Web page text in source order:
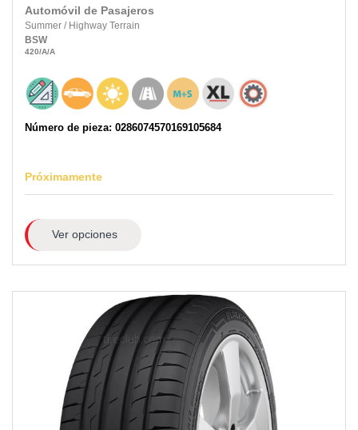
Automóvil de Pasajeros
Summer / Highway Terrain
BSW
420/A/A
Número de pieza: 0286074570169105684
Próximamente
Ver opciones